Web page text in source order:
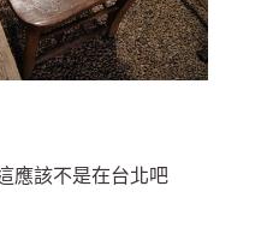
應該不是在台北吧